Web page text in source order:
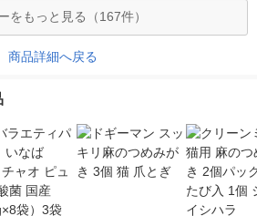
をもっと見る（167件）
商品詳細へ戻る